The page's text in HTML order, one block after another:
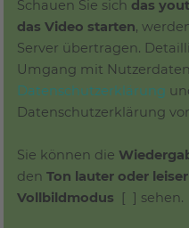
Schauen Sie sich das
das Video starten,
Server übertragen.
Umgang mit
Datenschutzerklärung
Datenschutzerklärung
Sie können die
denTon lauter oder leiser
Vollbildmodus
[ ] sehen.